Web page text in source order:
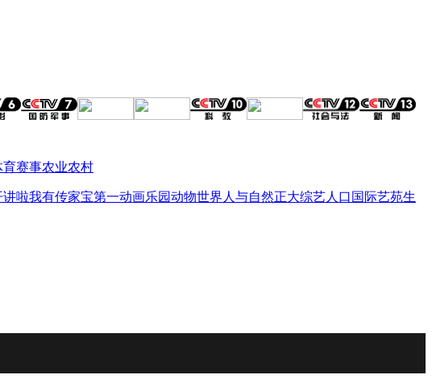
育赛事农业农村
讲啦我有传家宝第一动画乐园动物世界 人与自然正大综艺人口 国际艺苑生